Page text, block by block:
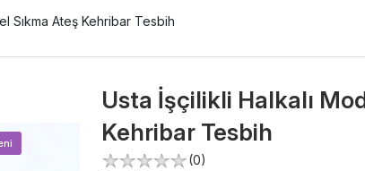
Sıkma Ateş Kehribar Tesbih
Usta İşçilikli Halkalı
Kehribar Tesbih
(0)